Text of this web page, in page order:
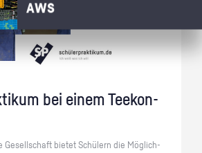
bei einem Tee­kon­
Ge­sell­schaft bie­tet Schü­lern die Mög­lich­
AWS